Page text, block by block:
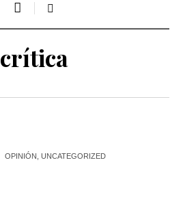
crítica
OPINIÓN UNCATEGORIZED